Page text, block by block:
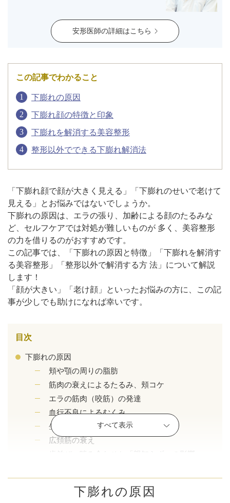
スケジュール
西梅田から徒歩2分
ついて
アフターケア
よくあるご質問
美容ブログ
オンラインショップ
LINE予約 WEB予約
安形医師の詳細はこちら
この記事でわかること
下膨れの原因
下膨れ顔の特徴と印象
下膨れを解消する美容整形
整形以外でできる下膨れ解消法
「下膨れ顔で顔が大きく見える」「下膨れのせいで老けて
見える」とお悩みではないでしょうか。
下膨れの原因は、エラの張り、加齢による顔のたるみな
ど、セルフケアでは対処が難しいものが 多く、美容整形
の力を借りるのがおすすめです。
この記事では、「下膨れの原因と特徴」「下膨れを解消す
る美容整形」「整形以外で解消する方 法」について解説
します！
「顔が大きい」「老け顔」といったお悩みの方に、この記
事が少しでも助けになれば幸いです。
目次
下膨れの原因
頬や顎の周りの脂肪
筋肉の衰えによるたるみ、頬コケ
エラの筋肉（咬筋）の発達
血行不良によるむくみ
生まれつきの骨格
広頚筋の衰え
下膨れ顔の特徴
丸顔との違いは？
すべて表示
下膨れの原因